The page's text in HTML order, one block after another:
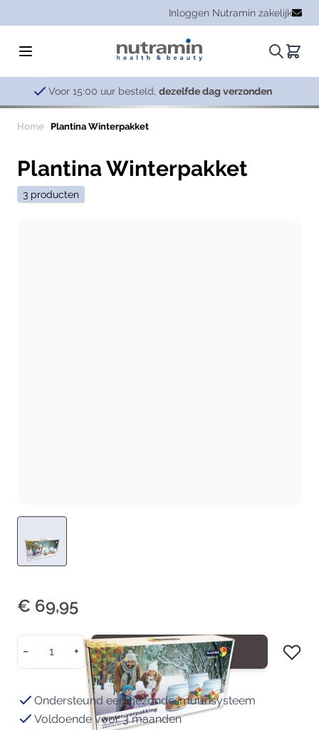
Inloggen Nutramin zakelijk
Zoeken.
Home Plantina Winterpakket
Plantina Winterpakket
3 producten
Ondersteund een gezonde imuunsysteem
Voldoende voor 3 maanden
€ 69,95
Aantal
− + In Winkelwagen